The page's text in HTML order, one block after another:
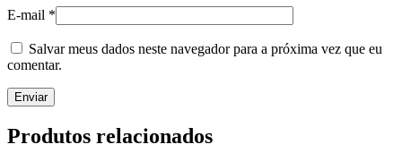
E-mail *
Salvar meus dados neste navegador para a próxima vez que eu
comentar.
Produtos relacionados